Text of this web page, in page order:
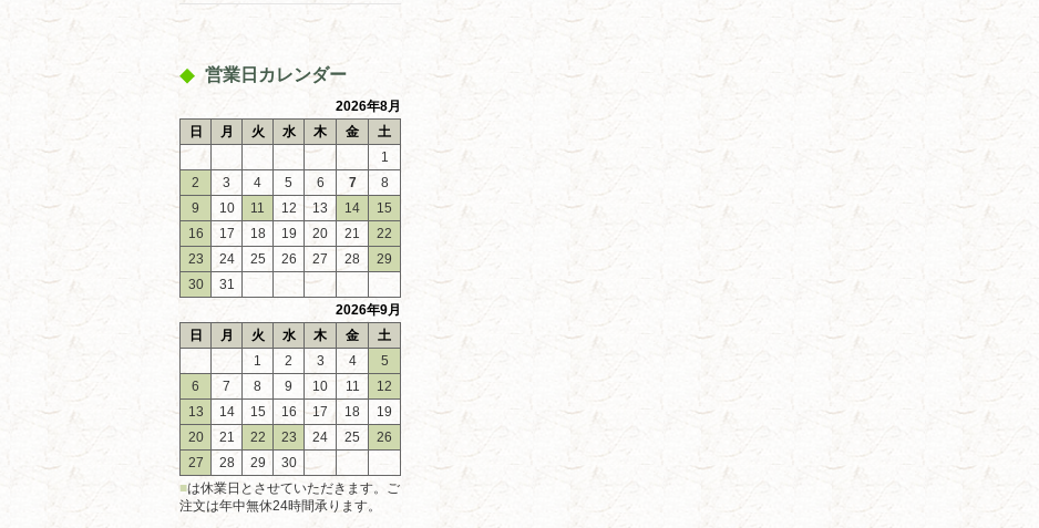
営業日カレンダー
2026年8月
日
月 火 水 木 金
土
1
2
3 4 5 6 7
8
9
10 11 12 13 14
15
16
17 18 19 20 21
22
23
24 25 26 27 28
29
30
31
2026年9月
日
月 火 水 木 金
土
1
2 3 4
5
6
7 8 9 10 11
12
13
14 15 16 17 18
19
20
21 22 23 24 25
26
27
28 29
30
■は休業日とさせていただきます。ご
注文は年中無休24時間承ります。